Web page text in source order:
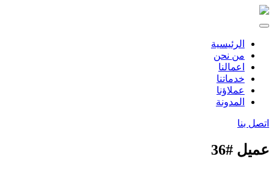
الرئيسية
من نحن
اعمالنا
خدماتنا
عملاؤنا
المدونة
اتصل بنا
عميل #36